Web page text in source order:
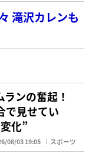
滝沢カレンも
ンの奮起！
で見せてい
化”
08/03 19:05 スポーツ